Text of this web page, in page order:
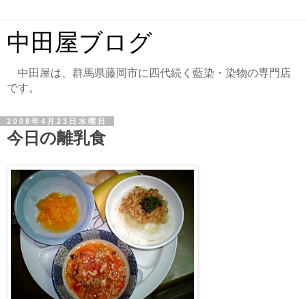
中田屋ブログ
中田屋は、群馬県藤岡市に四代続く藍染・染物の専門店
です。
2008年4月23日水曜日
今日の離乳食